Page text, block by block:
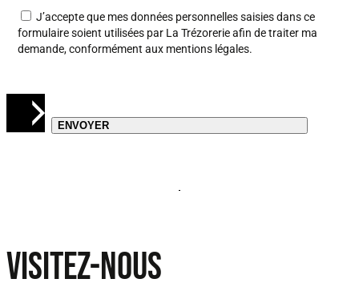
J’accepte que mes données personnelles saisies dans ce
formulaire soient utilisées par La Trézorerie afin de traiter ma
demande, conformément aux mentions légales.
VISITEZ-NOUS